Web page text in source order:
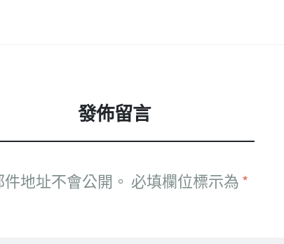
發佈留言
地址不會公開。 必填欄位標示為 *